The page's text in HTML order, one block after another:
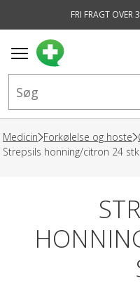
FRI FRAGT OVER
Medicin Forkølelse og hoste
Strepsils honning/citron 24 stk